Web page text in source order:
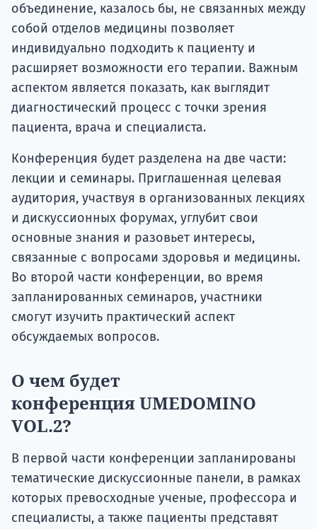
объединение, казалось бы, не связанных между
собой отделов медицины позволяет
индивидуально подходить к пациенту и
расширяет возможности его терапии. Важным
аспектом является показать, как выглядит
диагностический процесс с точки зрения
пациента, врача и специалиста.
Конференция будет разделена на две части:
лекции и семинары. Приглашенная целевая
аудитория, участвуя в организованных лекциях
и дискуссионных форумах, углубит свои
основные знания и разовьет интересы,
связанные с вопросами здоровья и медицины.
Во второй части конференции, во время
запланированных семинаров, участники
смогут изучить практический аспект
обсуждаемых вопросов.
О чем будет
конференция UMEDOMINO
VOL.2?
В первой части конференции запланированы
тематические дискуссионные панели, в рамках
которых превосходные ученые, профессора и
специалисты, а также пациенты представят